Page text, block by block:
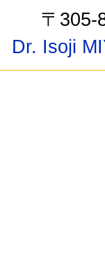
〒
Dr. Isoji